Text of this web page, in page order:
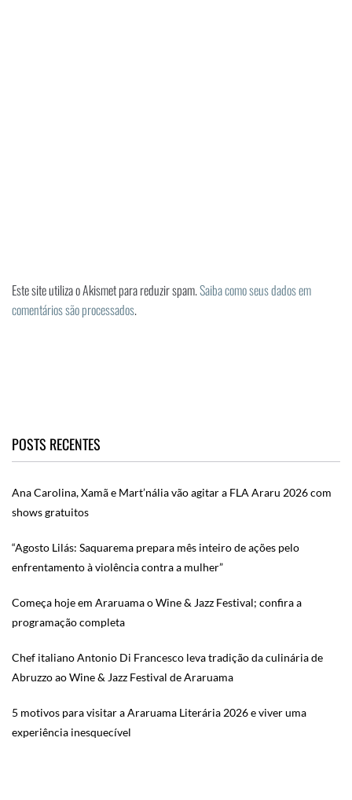
Este site utiliza o Akismet para reduzir spam.Saiba como seus dados em
comentários são processados.
POSTS RECENTES
Ana Carolina, Xamã e Mart’nália vão agitar a FLA Araru 2026 com
shows gratuitos
“Agosto Lilás: Saquarema prepara mês inteiro de ações pelo
enfrentamento à violência contra a mulher”
Começa hoje em Araruama o Wine & Jazz Festival; confira a
programação completa
Chef italiano Antonio Di Francesco leva tradição da culinária de
Abruzzo ao Wine & Jazz Festival de Araruama
5 motivos para visitar a Araruama Literária 2026 e viver uma
experiência inesquecível